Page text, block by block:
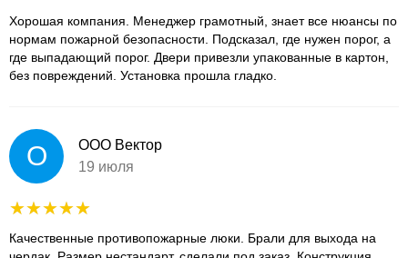
Хорошая компания. Менеджер грамотный, знает все нюансы по
нормам пожарной безопасности. Подсказал, где нужен порог, а
где выпадающий порог. Двери привезли упакованные в картон,
без повреждений. Установка прошла гладко.
О
ООО Вектор
19 июля
Качественные противопожарные люки. Брали для выхода на